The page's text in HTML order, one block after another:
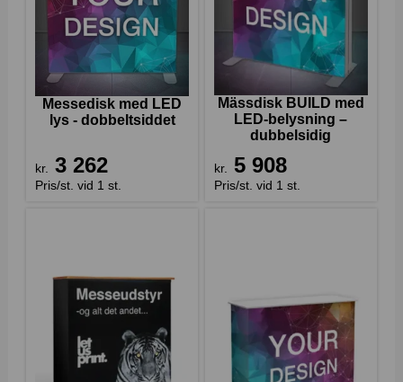
Messedisk med LED
lys - dobbeltsiddet
kr. 3 262
Pris/st. vid 1 st.
Mässdisk BUILD med
LED-belysning –
dubbelsidig
kr. 5 908
Pris/st. vid 1 st.